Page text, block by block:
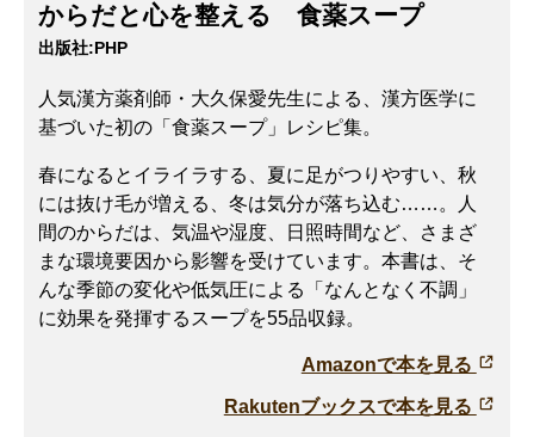
からだと心を整える 食薬スープ
出版社:PHP
人気漢方薬剤師・大久保愛先生による、漢方医学に
基づいた初の「食薬スープ」レシピ集。
春になるとイライラする、夏に足がつりやすい、秋
には抜け毛が増える、冬は気分が落ち込む……。人
間のからだは、気温や湿度、日照時間など、さまざ
まな環境要因から影響を受けています。本書は、そ
んな季節の変化や低気圧による「なんとなく不調」
に効果を発揮するスープを55品収録。
Amazonで本を見る
Rakutenブックスで本を見る